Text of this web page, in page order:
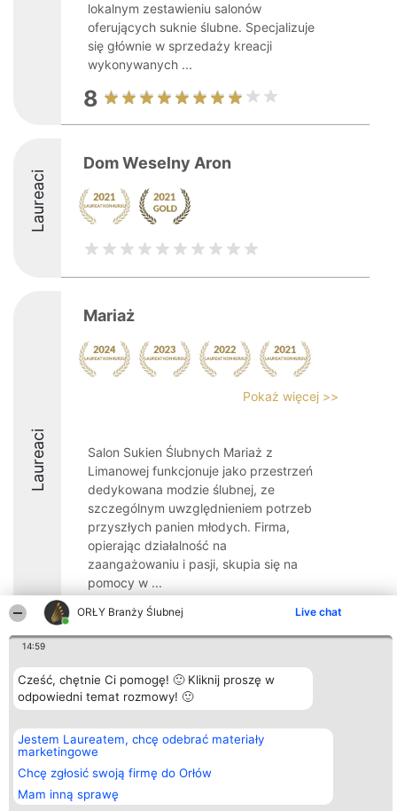
ORŁY Branży Ślubnej Live chat
14:59
Cześć, chętnie Ci pomogę! 🙂 Kliknij proszę w
odpowiedni temat rozmowy! 🙂
Jestem Laureatem, chcę odebrać materiały
marketingowe
Chcę zgłosić swoją firmę do Orłów
Mam inną sprawę
lokalnym zestawieniu salonów
oferujących suknie ślubne. Specjalizuje
się głównie w sprzedaży kreacji
wykonywanych ...
8
Laureaci
Dom Weselny Aron
Laureaci
Mariaż
Pokaż więcej >>
Salon Sukien Ślubnych Mariaż z
Limanowej funkcjonuje jako przestrzeń
dedykowana modzie ślubnej, ze
szczególnym uwzględnieniem potrzeb
przyszłych panien młodych. Firma,
opierając działalność na
zaangażowaniu i pasji, skupia się na
pomocy w ...
Organizator plebiscytu
Bright Side Solutions sp. z o.
o. sp. k.
Wrocław 50-079
KRS 0000749100 | Regon
381313360 | NIP 8943132676
+48 508 492 400
Plebiscyt
Laureaci
Lista
Laureatów
Zasady
Polityka
Kontakt